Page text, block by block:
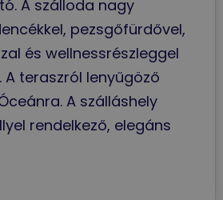
A szálloda nagy
pezsgőfürdővel,
és wellnessrészleggel
teraszról lenyűgöző
A szálláshely
rendelkező, elegáns